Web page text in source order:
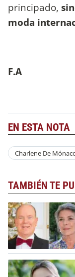
principado,
moda
F.A
EN ESTA NOTA
Charlene De
TAMBIÉN TE